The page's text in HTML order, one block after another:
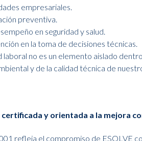
empresariales.
preventiva.
en seguridad y salud.
en la toma de decisiones técnicas.
laboral no es un elemento aislado
y de la calidad técnica de
y orientada a la mejora
refleja el compromiso de ESOLVE